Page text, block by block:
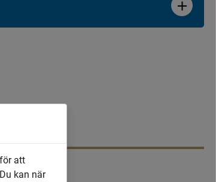
att
kan när